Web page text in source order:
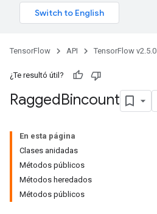
TensorFlow API TensorFlow v2.5.0
¿Te resultó útil?
RaggedBincount
En esta página
Clases anidadas
Métodos públicos
Métodos heredados
Métodos públicos